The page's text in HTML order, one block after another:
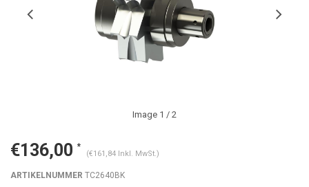
Image 1 / 2
€136,00 *
(€161,84 Inkl. MwSt.)
ARTIKELNUMMER TC2640BK